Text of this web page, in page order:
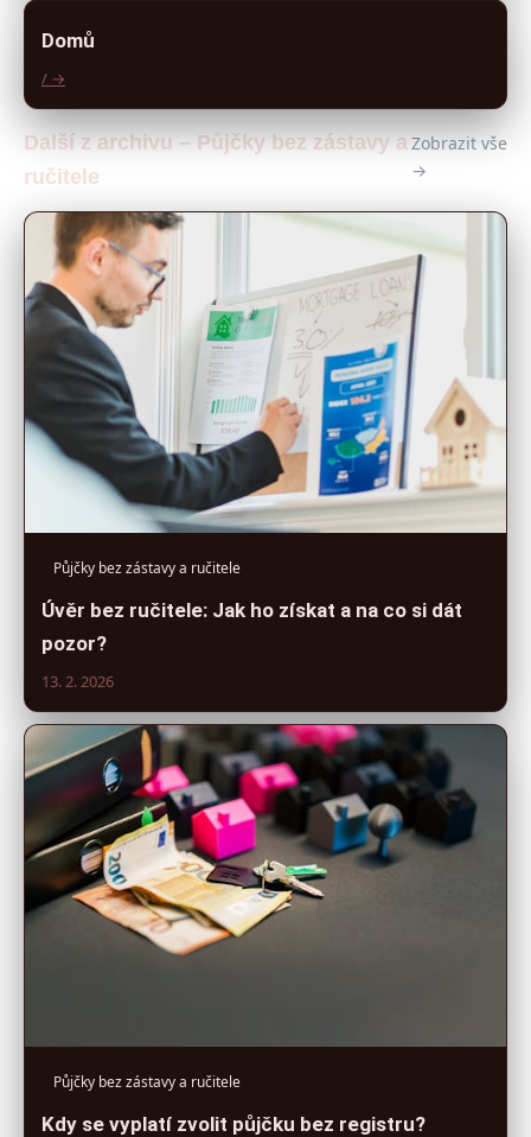
Domů
/ →
Další z archivu – Půjčky bez zástavy a
ručitele
Zobrazit vše
→
Půjčky bez zástavy a ručitele
Úvěr bez ručitele: Jak ho získat a na co si dát
pozor?
13. 2. 2026
Půjčky bez zástavy a ručitele
Kdy se vyplatí zvolit půjčku bez registru?